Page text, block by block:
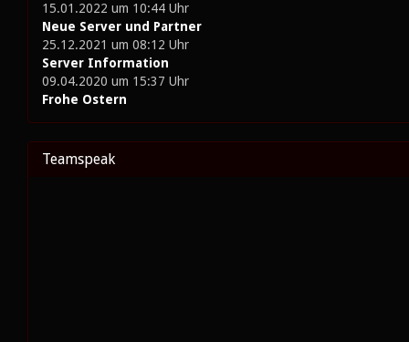
15.01.2022 um 10:44 Uhr
Neue Server und Partner
25.12.2021 um 08:12 Uhr
Server Information
09.04.2020 um 15:37 Uhr
Frohe Ostern
Teamspeak